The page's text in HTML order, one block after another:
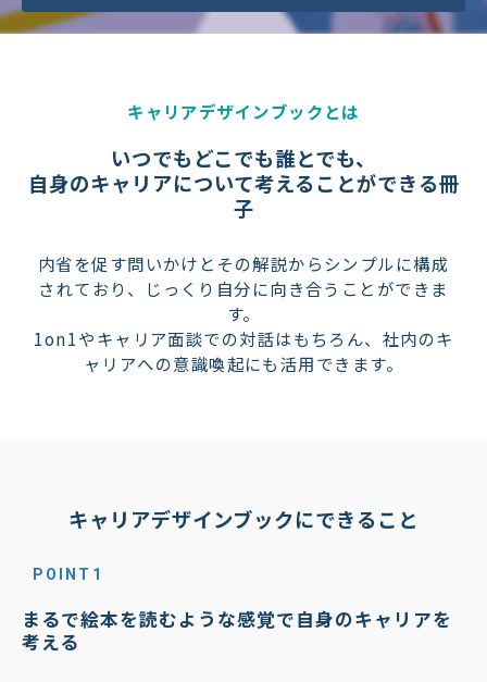
キャリアデザインブックとは
いつでもどこでも誰とでも、
自身のキャリアについて考えることができる冊
子
内省を促す問いかけとその解説からシンプルに構成
されており、じっくり自分に向き合うことができま
す。
1on1やキャリア面談での対話はもちろん、社内のキ
ャリアへの意識喚起にも活用できます。
キャリアデザインブックにできること
POINT1
まるで絵本を読むような感覚で自身のキャリアを
考える